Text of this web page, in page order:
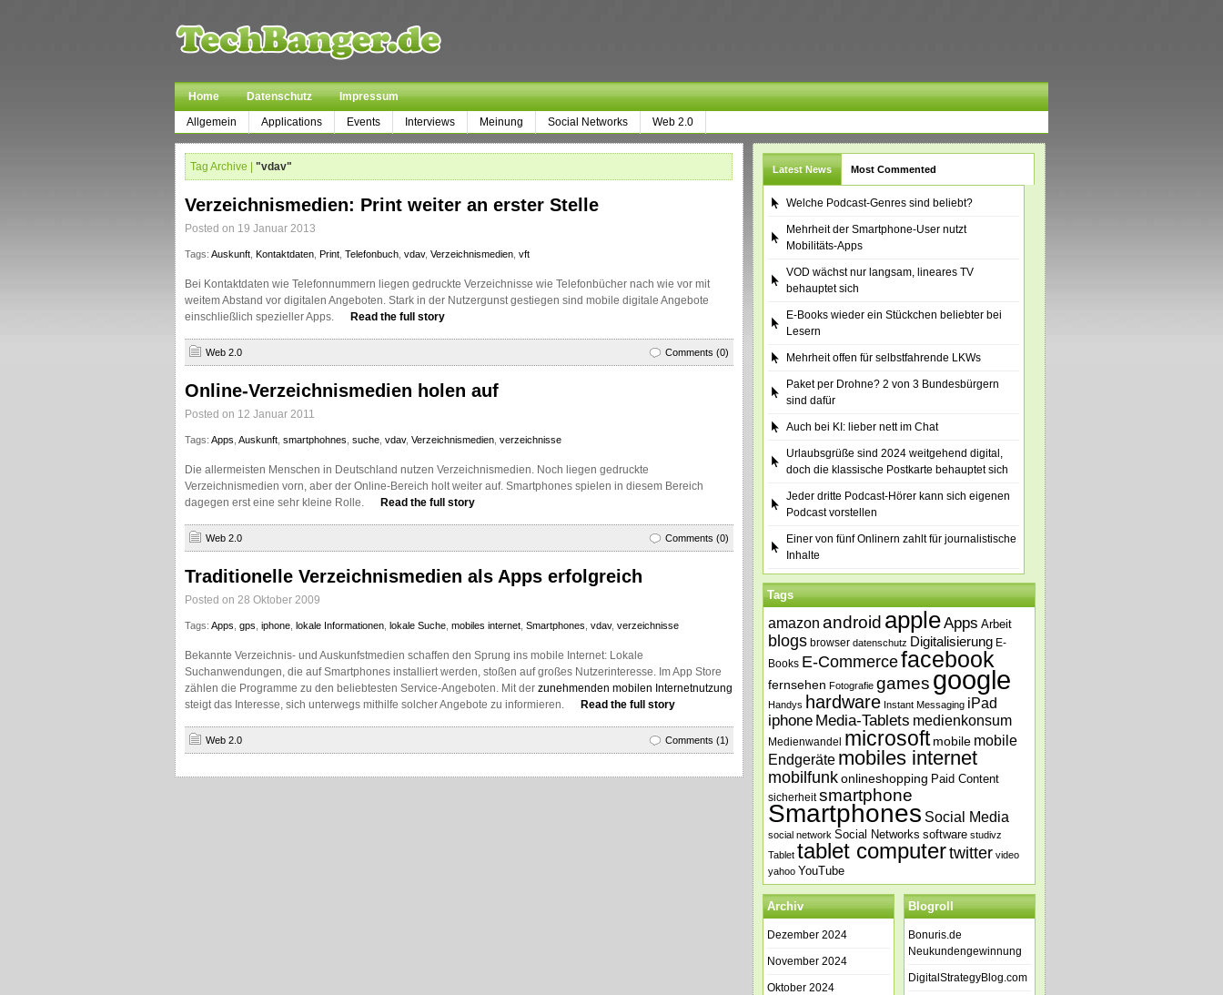
Home Datenschutz
Impressum
Allgemein
Applications Events Interviews Meinung Social Networks Web 2.0
Tag Archive | "vdav"
Verzeichnismedien: Print weiter an erster Stelle
Posted on 19 Januar 2013
Tags: Auskunft Kontaktdaten Print Telefonbuch vdav, Verzeichnismedien vft
Bei Kontaktdaten wie Telefonnummern liegen gedruckte Verzeichnisse wie Telefonbücher nach wie vor mit
weitem Abstand vor digitalen Angeboten. Stark in der Nutzergunst gestiegen sind mobile digitale Angebote
einschließlich spezieller Apps.
Read the full story
Web 2.0 Comments (0)
Online-Verzeichnismedien holen auf
Posted on 12 Januar 2011
Tags: Apps Auskunft smartphohnes suche vdav, Verzeichnismedien verzeichnisse
Die allermeisten Menschen in Deutschland nutzen Verzeichnismedien. Noch liegen gedruckte
Verzeichnismedien vorn, aber der Online-Bereich holt weiter auf. Smartphones spielen in diesem Bereich
dagegen erst eine sehr kleine Rolle.
Read the full story
Web 2.0 Comments (0)
Traditionelle Verzeichnismedien als Apps erfolgreich
Posted on 28 Oktober 2009
Tags: Apps gps iphone lokale Informationen lokale Suche mobiles internet Smartphones vdav, verzeichnisse
Bekannte Verzeichnis- und Auskunfstmedien schaffen den Sprung ins mobile Internet: Lokale
Suchanwendungen, die auf Smartphones installiert werden, stoßen auf großes Nutzerinteresse. Im App Store
zählen die Programme zu den beliebtesten Service-Angeboten. Mit der zunehmenden mobilen Internetnutzung
steigt das Interesse, sich unterwegs mithilfe solcher Angebote zu informieren.
Read the full story
Web 2.0 Comments (1)
Latest News Most Commented
Welche Podcast-Genres sind beliebt?
Mehrheit der Smartphone-User nutzt
Mobilitäts-Apps
VOD wächst nur langsam, lineares TV
behauptet sich
E-Books wieder ein Stückchen beliebter bei
Lesern
Mehrheit offen für selbstfahrende LKWs
Paket per Drohne? 2 von 3 Bundesbürgern
sind dafür
Auch bei KI: lieber nett im Chat
Urlaubsgrüße sind 2024 weitgehend digital,
doch die klassische Postkarte behauptet sich
Jeder dritte Podcast-Hörer kann sich eigenen
Podcast vorstellen
Einer von fünf Onlinern zahlt für journalistische
Inhalte
Tags
amazon android appleApps Arbeit
blogs browser datenschutz Digitalisierung E-
Books E-Commercefacebook
fernsehen Fotografie games google
Handys hardware Instant Messaging iPad
iphone Media-Tablets medienkonsum
Medienwandel microsoft mobile mobile
Endgeräte mobiles internet
mobilfunkonlineshopping Paid Content
sicherheit smartphone
Smartphones Social Media
social network Social Networks software studivz
Tablet tablet computertwitter video
yahoo YouTube
Archiv
Dezember 2024
November 2024
Oktober 2024
Blogroll
Bonuris.de
Neukundengewinnung
DigitalStrategyBlog.com